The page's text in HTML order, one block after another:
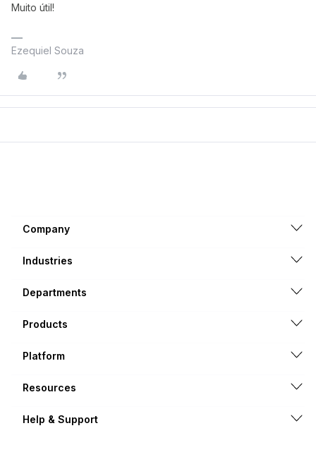
Muito útil!
Ezequiel Souza
Company
Industries
Departments
Products
Platform
Resources
Help & Support